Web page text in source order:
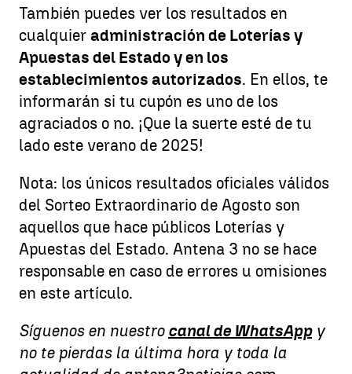
También puedes ver los resultados en
cualquier administración de Loterías y
Apuestas del Estado y en los
establecimientos autorizados. En ellos, te
informarán si tu cupón es uno de los
agraciados o no. ¡Que la suerte esté de tu
lado este verano de 2025!
Nota: los únicos resultados oficiales válidos
del Sorteo Extraordinario de Agosto son
aquellos que hace públicos Loterías y
Apuestas del Estado. Antena 3 no se hace
responsable en caso de errores u omisiones
en este artículo.
Síguenos en nuestro canal de WhatsAppy
no te pierdas la última hora y toda la